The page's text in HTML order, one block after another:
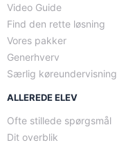
Video Guide
Find den rette løsning
Vores pakker
Generhverv
Særlig køreundervisning
ALLEREDE ELEV
Ofte stillede spørgsmål
Dit overblik